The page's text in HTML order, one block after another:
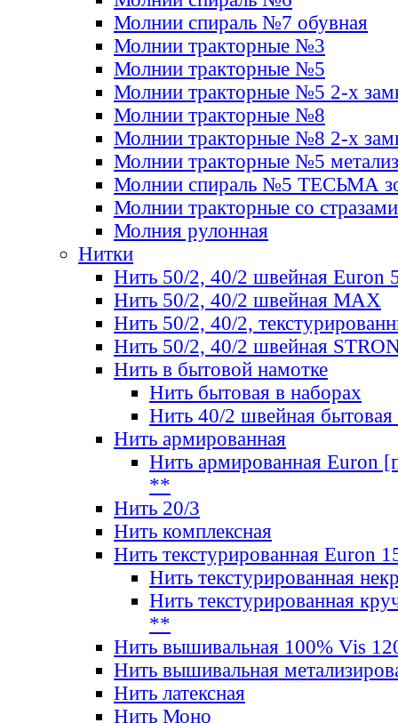
Молнии спираль №7 обувная
Молнии тракторные №3
Молнии тракторные №5
Молнии тракторные №5 2-х
Молнии тракторные №8
Молнии тракторные №8 2-х
Молнии тракторные №5
Молнии спираль №5 ТЕСЬМА
Молнии тракторные со стразами
Молния рулонная
Нитки
Нить 50/2, 40/2 швейная Euron
Нить 50/2, 40/2 швейная МАХ
Нить 50/2, 40/2,
Нить 50/2, 40/2 швейная
Нить в бытовой намотке
Нить бытовая в наборах
Нить 40/2 швейная бытовая
Нить армированная
Нить армированная Euron
**
Нить 20/3
Нить комплексная
Нить текстурированная Euron
Нить текстурированная
Нить текстурированная
**
Нить вышивальная 100% Vis
Нить вышивальная
Нить латексная
Нить Моно